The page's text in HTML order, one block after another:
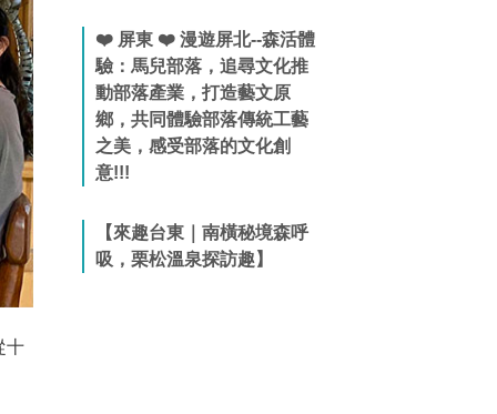
十
❤️ 屏東 ❤️ 漫遊屏北--森活體
驗：馬兒部落，追尋文化推
動部落產業，打造藝文原
鄉，共同體驗部落傳統工藝
之美，感受部落的文化創
意!!!
【來趣台東｜南橫秘境森呼
吸，栗松溫泉探訪趣】